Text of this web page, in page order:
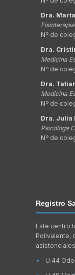
Dra.
Nº de
Dra.
Medicina
Nº de
Dra.
Medicina
Nº de
Dra. Julia
Psicóloga
Nº de
Registro
Este centro
Polivalente,
U.44